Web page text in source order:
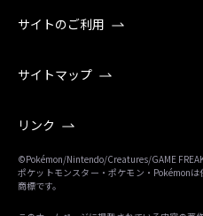
サイトのご利用
サイトマップ
リンク
©Pokémon/Nintendo/Creatures/GAME
ポケットモンスター・ポケモン・Pokémon
商標です。